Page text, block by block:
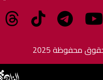
محفوظة 2025